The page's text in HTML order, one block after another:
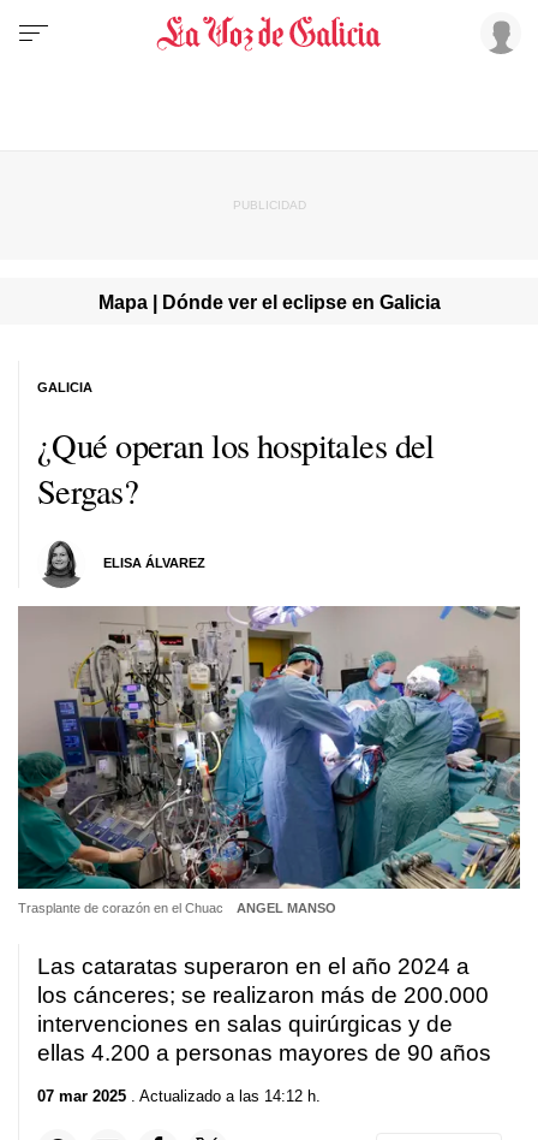
Mapa | Dónde ver el eclipse en Galicia
¿Qué operan los hospitales del
Sergas?
ELISA ÁLVAREZ
GALICIA
Trasplante de corazón en el Chuac ANGEL MANSO
Las cataratas superaron en el año 2024 a
los cánceres; se realizaron más de 200.000
intervenciones en salas quirúrgicas y de
ellas 4.200 a personas mayores de 90 años
07 mar 2025 . Actualizado a las 14:12 h.